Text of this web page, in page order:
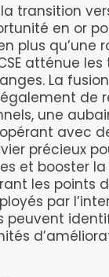
transition
en or
plus qu’une
atténue les
La
de
une
avec
précieux
et booster
les points
par
peuvent